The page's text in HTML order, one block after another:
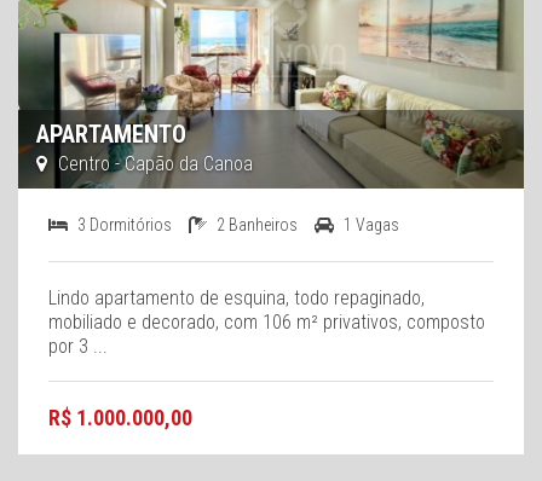
APARTAMENTO
Centro - Capão da Canoa
3 Dormitórios 2 Banheiros 1 Vagas
Lindo apartamento de esquina, todo repaginado,
mobiliado e decorado, com 106 m² privativos, composto
por 3 ...
R$ 1.000.000,00